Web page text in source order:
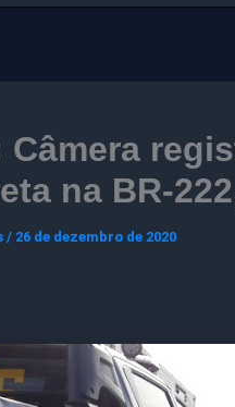
Câmera
na BR-
/ 26 de dezembro de 2020